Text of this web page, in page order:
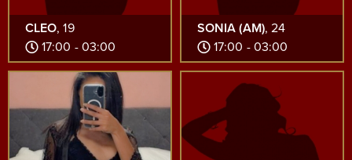
CLEO, 19
17:00 - 03:00
SONIA (AM), 24
17:00 - 03:00